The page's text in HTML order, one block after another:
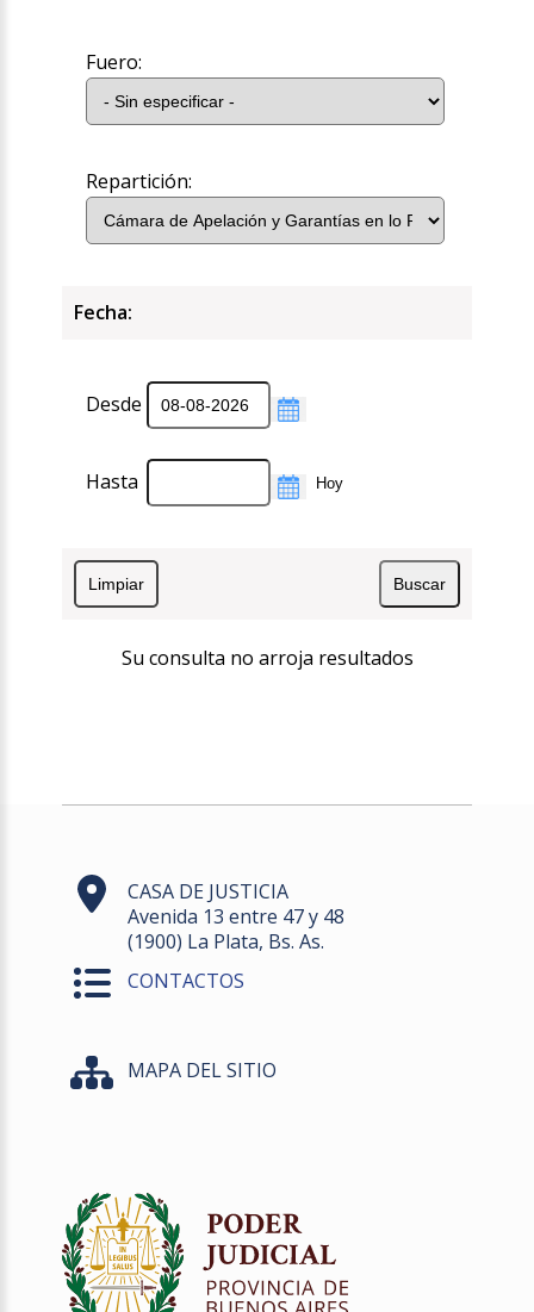
Fuero:
Repartición:
Fecha:
Desde
Hasta
Su consulta no arroja resultados
CASA DE JUSTICIA
Avenida 13 entre 47 y 48
(1900) La Plata, Bs. As.
CONTACTOS
MAPA DEL SITIO